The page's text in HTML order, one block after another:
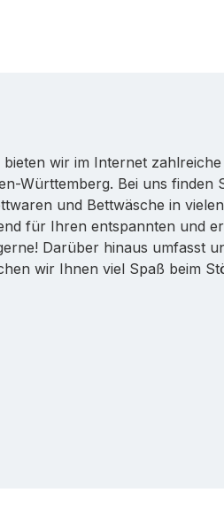
wir im Internet
Württemberg. Bei uns finden
und Bettwäsche in
für Ihren entspannten und
Darüber hinaus umfasst
wir Ihnen viel Spaß beim